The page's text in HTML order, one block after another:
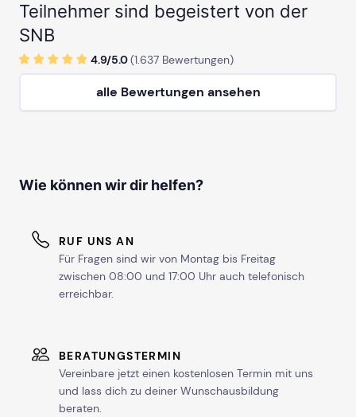
Teilnehmer sind begeistert von der
SNB
4.9/5.0(1.637 Bewertungen)
alle Bewertungen ansehen
Wie können wir dir helfen?
RUF UNS AN
Für Fragen sind wir von Montag bis Freitag
zwischen 08:00 und 17:00 Uhr auch telefonisch
erreichbar.
BERATUNGSTERMIN
Vereinbare jetzt einen kostenlosen Termin mit uns
und lass dich zu deiner Wunschausbildung
beraten.